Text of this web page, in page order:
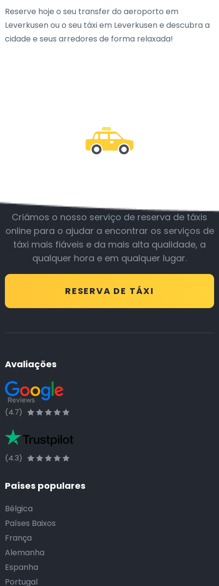
Reserve hoje o seu transfer do aeroporto em
Leverkusen ou o seu táxi em Leverkusen e descubra a
cidade e seus arredores de forma relaxada!
Criámos o nosso serviço de reserva de táxis
online para o ajudar a encontrar os serviços de
táxi mais fiáveis e da mais alta qualidade, a
qualquer hora e em qualquer lugar.
RESERVA DE TÁXI
Avaliações
(4.7)
(4.3)
Países populares
Bélgica
Países Baixos
França
Alemanha
Espanha
Portugal